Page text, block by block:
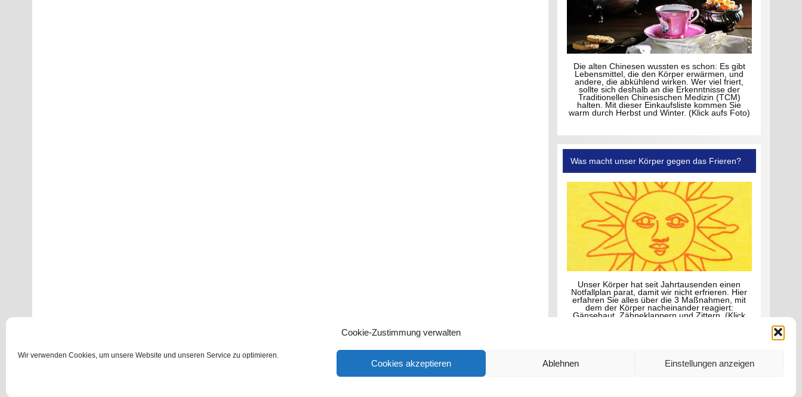
Cookie-Zustimmung verwalten
Wir verwenden Cookies, um unsere Website und unseren Service zu optimieren.
Cookies akzeptieren Ablehnen Einstellungen anzeigen
Die alten Chinesen wussten es schon: Es gibt
Lebensmittel, die den Körper erwärmen, und
andere, die abkühlend wirken. Wer viel friert,
sollte sich deshalb an die Erkenntnisse der
Traditionellen Chinesischen Medizin (TCM)
halten. Mit dieser Einkaufsliste kommen Sie
warm durch Herbst und Winter. (Klick aufs Foto)
Was macht unser Körper gegen das Frieren?
Unser Körper hat seit Jahrtausenden einen
Notfallplan parat, damit wir nicht erfrieren. Hier
erfahren Sie alles über die 3 Maßnahmen, mit
dem der Körper nacheinander reagiert:
Gänsehaut, Zähneklappern und Zittern. (Klick